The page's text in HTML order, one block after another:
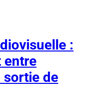
:
entre
sortie de